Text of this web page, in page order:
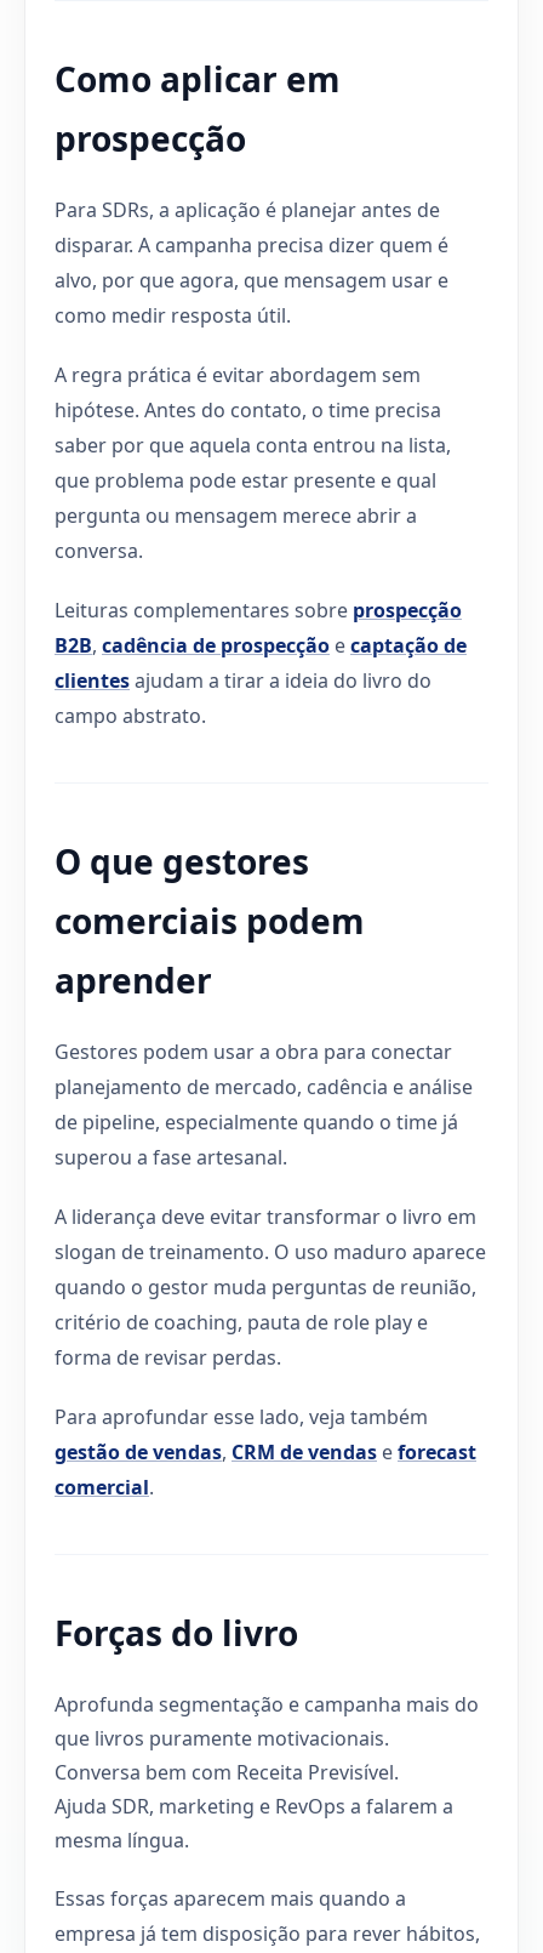
Como aplicar em
prospecção
Para SDRs, a aplicação é planejar antes de
disparar. A campanha precisa dizer quem é
alvo, por que agora, que mensagem usar e
como medir resposta útil.
A regra prática é evitar abordagem sem
hipótese. Antes do contato, o time precisa
saber por que aquela conta entrou na lista,
que problema pode estar presente e qual
pergunta ou mensagem merece abrir a
conversa.
Leituras complementares sobre prospecção
B2B, cadência de prospecção ecaptação de
clientesajudam a tirar a ideia do livro do
campo abstrato.
O que gestores
comerciais podem
aprender
Gestores podem usar a obra para conectar
planejamento de mercado, cadência e análise
de pipeline, especialmente quando o time já
superou a fase artesanal.
A liderança deve evitar transformar o livro em
slogan de treinamento. O uso maduro aparece
quando o gestor muda perguntas de reunião,
critério de coaching, pauta de role play e
forma de revisar perdas.
Para aprofundar esse lado, veja também
gestão de vendas, CRM de vendas eforecast
comercial.
Forças do livro
Aprofunda segmentação e campanha mais do
que livros puramente motivacionais.
Conversa bem com Receita Previsível.
Ajuda SDR, marketing e RevOps a falarem a
mesma língua.
Essas forças aparecem mais quando a
empresa já tem disposição para rever hábitos,